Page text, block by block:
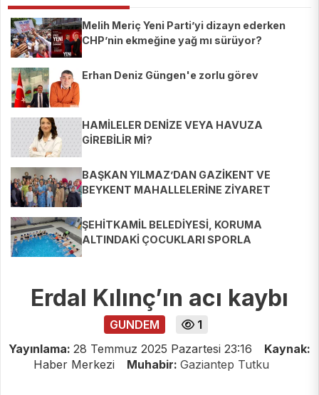
Melih Meriç Yeni Parti’yi dizayn ederken
CHP’nin ekmeğine yağ mı sürüyor?
Erhan Deniz Güngen'e zorlu görev
HAMİLELER DENİZE VEYA HAVUZA
GİREBİLİR Mİ?
BAŞKAN YILMAZ’DAN GAZİKENT VE
BEYKENT MAHALLELERİNE ZİYARET
ŞEHİTKAMİL BELEDİYESİ, KORUMA
ALTINDAKİ ÇOCUKLARI SPORLA
Erdal Kılınç’ın acı kaybı
GUNDEM
1
Yayınlama: 28 Temmuz 2025 Pazartesi 23:16
Kaynak:
Haber Merkezi
Muhabir: Gaziantep Tutku